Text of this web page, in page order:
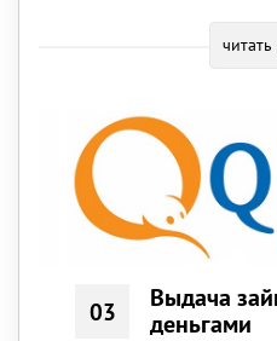
03
Выдача
деньгами